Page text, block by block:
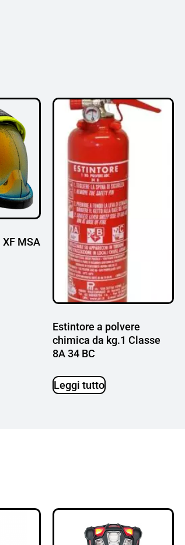
MSA
Estintore a polvere
chimica da kg.1 Classe
8A 34 BC
Leggi tutto